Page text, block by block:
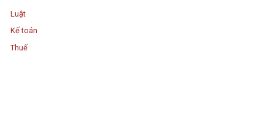
Luật
Kế toán
Thuế